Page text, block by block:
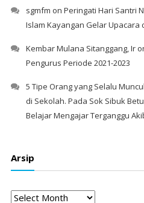
sgmfm on Peringati Hari Santri
Islam Kayangan Gelar Upacara
Kembar Mulana Sitanggang, Ir
Pengurus Periode 2021-2023
5 Tipe Orang yang Selalu
di Sekolah. Pada Sok Sibuk
Belajar Mengajar Terganggu
Arsip
Arsip